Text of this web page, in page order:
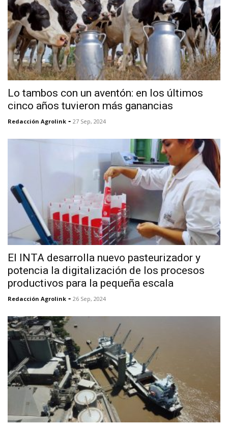
Lo tambos con un aventón: en los últimos
cinco años tuvieron más ganancias
Redacción Agrolink - 27 Sep, 2024
El INTA desarrolla nuevo pasteurizador y
potencia la digitalización de los procesos
productivos para la pequeña escala
Redacción Agrolink - 26 Sep, 2024